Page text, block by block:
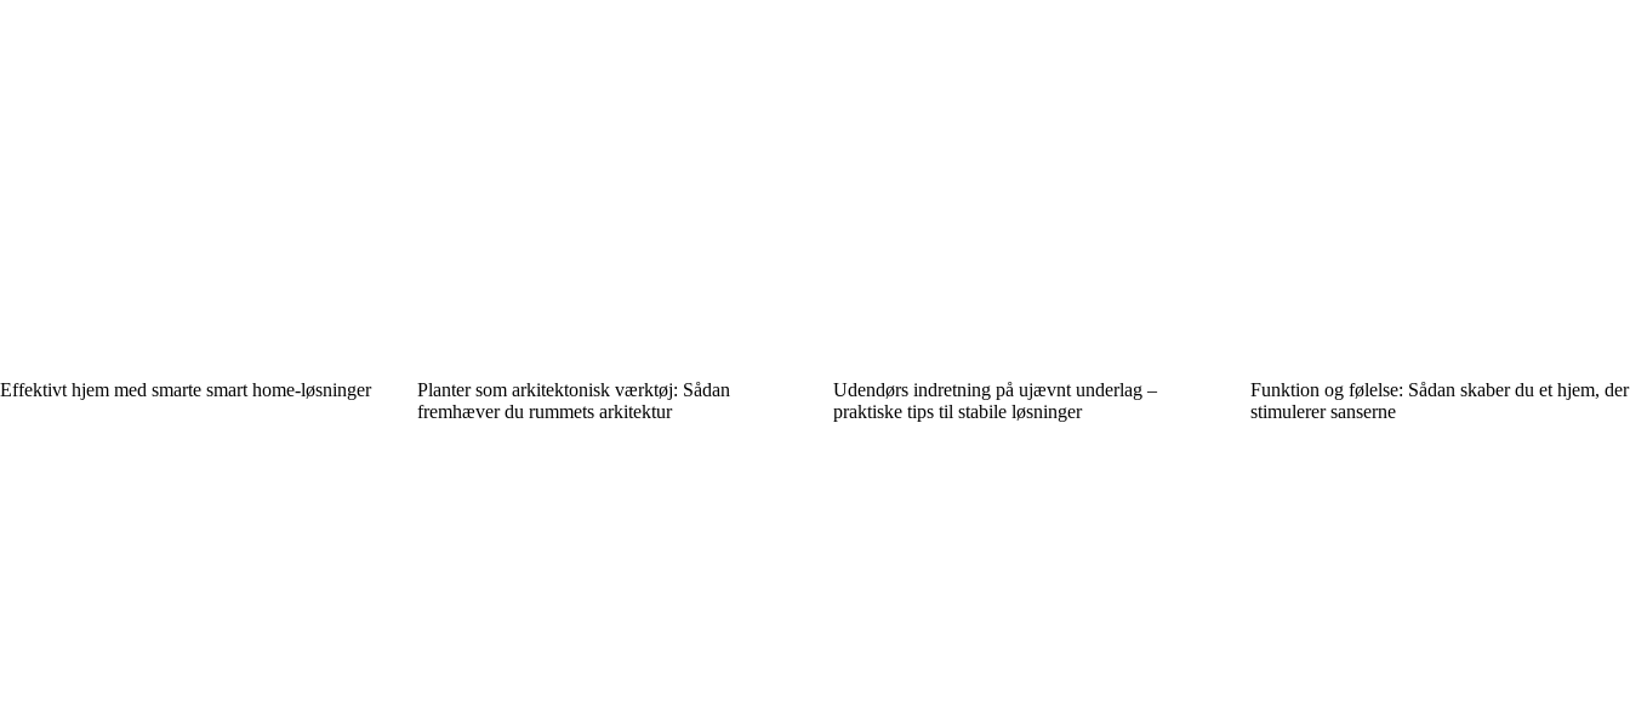
Effektivt hjem med smarte smart home-løsninger
Planter som arkitektonisk værktøj: Sådan
fremhæver du rummets arkitektur
Udendørs indretning på ujævnt underlag –
praktiske tips til stabile løsninger
Funktion og følelse: Sådan skaber du et hjem, der
stimulerer sanserne